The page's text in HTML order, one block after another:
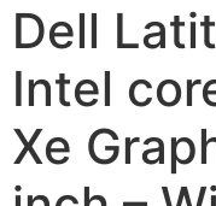
Dell
Intel
Xe